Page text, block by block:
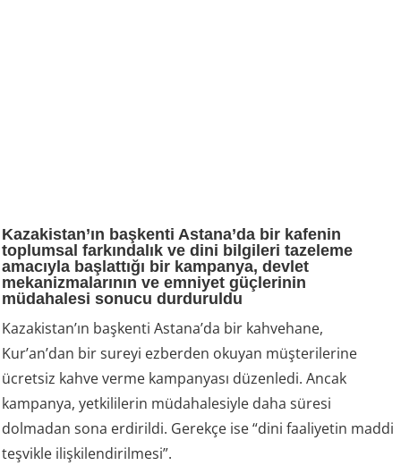
Kazakistan’ın başkenti Astana’da bir kafenin
toplumsal farkındalık ve dini bilgileri tazeleme
amacıyla başlattığı bir kampanya, devlet
mekanizmalarının ve emniyet güçlerinin
müdahalesi sonucu durduruldu
Kazakistan’ın başkenti Astana’da bir kahvehane,
Kur’an’dan bir sureyi ezberden okuyan müşterilerine
ücretsiz kahve verme kampanyası düzenledi. Ancak
kampanya, yetkililerin müdahalesiyle daha süresi
dolmadan sona erdirildi. Gerekçe ise “dini faaliyetin maddi
teşvikle ilişkilendirilmesi”.